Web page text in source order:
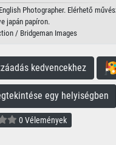
Photographer. Elérhető
japán papíron.
/ Bridgeman Images
kedvencekhez
egy helyiségben
0 Vélemények